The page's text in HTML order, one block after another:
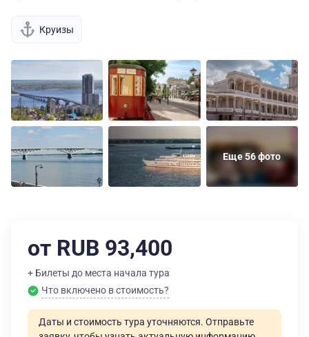
Круизы
Еще 56 фото
от RUB 93,400
+ Билеты до места начала тура
Что включено в стоимость?
Даты и стоимость тура уточняются. Отправьте